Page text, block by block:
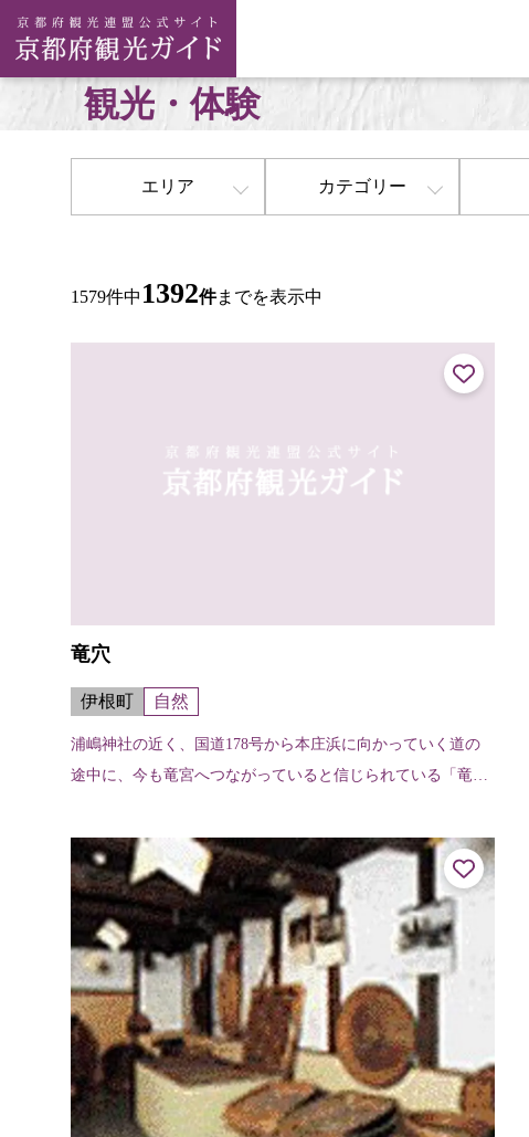
観光・体験
エリア カテゴリー
1579件中 1392件までを表示中
竜穴
伊根町 自然
浦嶋神社の近く、国道178号から本庄浜に向かっていく道の
途中に、今も竜宮へつながっていると信じられている「竜
穴だが、浦嶋伝説の残る町ならでは...